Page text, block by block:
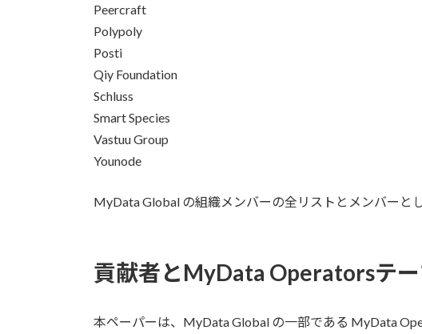
Peercraft
Polypoly
Posti
Qiy Foundation
Schluss
Smart Species
Vastuu Group
Younode
MyData Global の組織メンバーの全リストとメンバーと
貢献者とMyData Operatorsテ
本ペーパーは、MyData Global の一部である MyData